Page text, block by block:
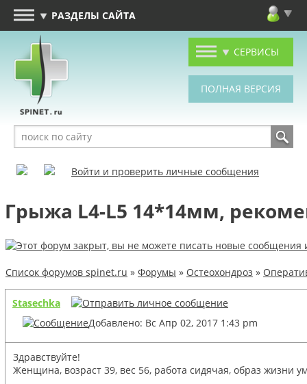
РАЗДЕЛЫ САЙТА
СЕРВИСЫ
Войти и проверить личные сообщения
Грыжа L4-L5 14*14мм,
Список форумов spinet.ru » Форумы » Остеохондроз »
Stasechka
Добавлено: Вс Апр 02, 2017 1:43 pm
Здравствуйте!
Женщина, возраст 39, вес 56, работа сидячая, образ жизни